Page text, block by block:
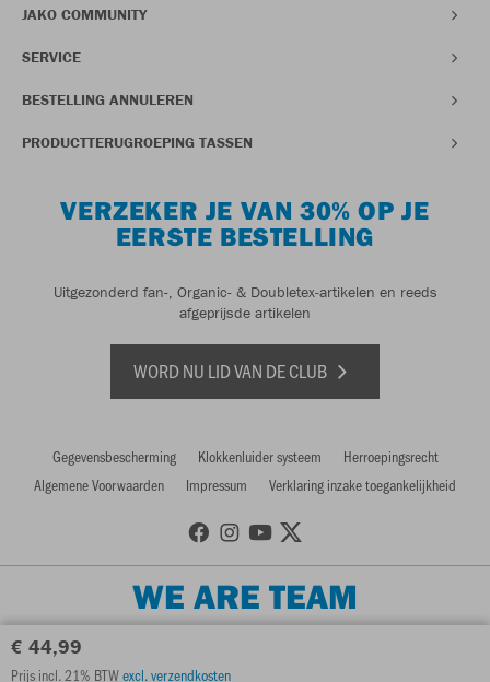
€ 44,99
Prijs incl. 21% BTWexcl. verzendkosten
JAKO COMMUNITY
SERVICE
BESTELLING ANNULEREN
PRODUCTTERUGROEPING TASSEN
VERZEKER JE VAN 30% OP JE
EERSTE BESTELLING
Uitgezonderd fan-, Organic- & Doubletex-artikelen en reeds
afgeprijsde artikelen
WORD NU LID VAN DE CLUB
Gegevensbescherming Klokkenluider systeem
Herroepingsrecht
Algemene Voorwaarden
Impressum Verklaring inzake toegankelijkheid
WE ARE TEAM